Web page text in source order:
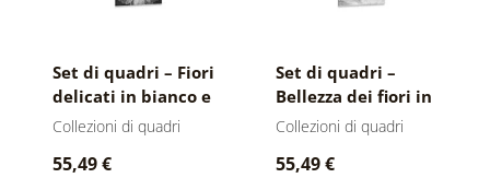
Set di quadri – Fiori
delicati in bianco e
nero
Collezioni di quadri
55,49 €
Set di quadri –
Bellezza dei fiori in
bianco e nero con
Collezioni di quadri
55,49 €